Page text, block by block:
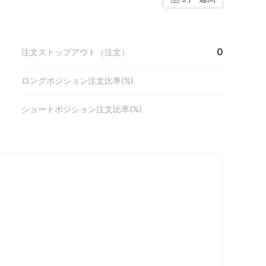
注文ストップアウト（注文） 0
ロングポジション注文比率(%)
ショートポジション注文比率(%)